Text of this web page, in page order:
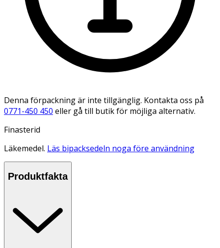
Denna förpackning är inte tillgänglig. Kontakta oss på
0771-450 450 eller gå till butik för möjliga alternativ.
Finasterid
Läkemedel. Läs bipacksedeln noga före användning
Produktfakta